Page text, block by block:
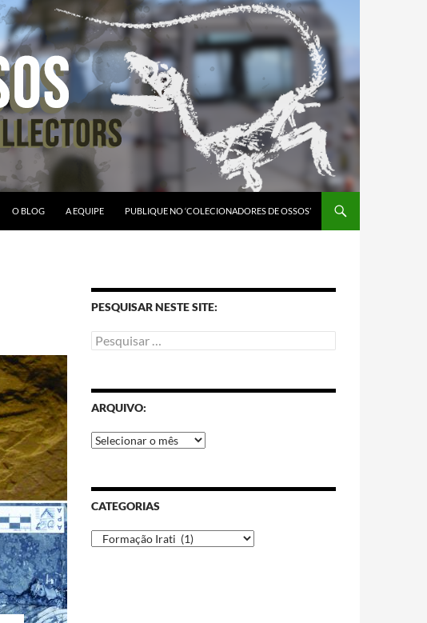
O BLOG A EQUIPE PUBLIQUE NO ‘COLECIONADORES DE OSSOS’
PESQUISAR NESTE SITE:
ARQUIVO:
CATEGORIAS